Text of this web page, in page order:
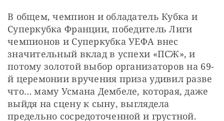
В общем, чемпион и обладатель Кубка и
Суперкубка Франции, победитель Лиги
чемпионов и Суперкубка УЕФА внес
значительный вклад в успехи «ПСЖ», и
потому золотой выбор организаторов на 69-
й церемонии вручения приза удивил разве
что… маму Усмана Дембеле, которая, даже
выйдя на сцену к сыну, выглядела
предельно сосредоточенной и грустной.